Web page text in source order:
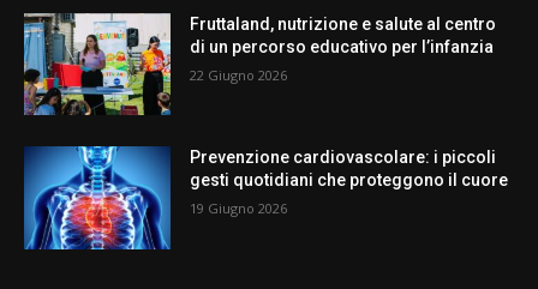
Fruttaland, nutrizione e salute al centro
di un percorso educativo per l’infanzia
22 Giugno 2026
Prevenzione cardiovascolare: i piccoli
gesti quotidiani che proteggono il cuore
19 Giugno 2026